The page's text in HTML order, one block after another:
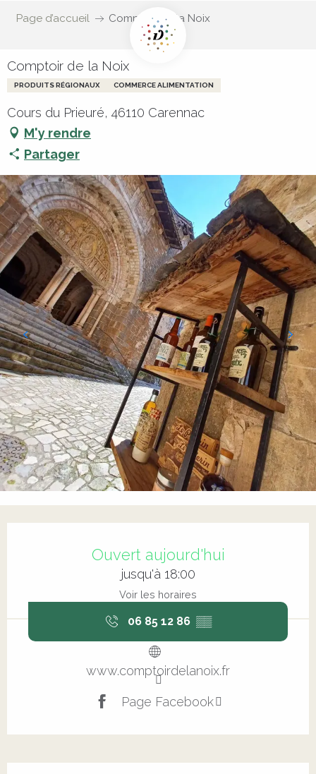
Page d’accueil Comptoir de la Noix
Comptoir de la Noix
PRODUITS RÉGIONAUX COMMERCE ALIMENTATION
Cours du Prieuré, 46110 Carennac
M'y rendre
Partager
Ouvert aujourd'hui
jusqu'à 18:00
Voir les horaires
06 85 12 86 ▒▒
www.comptoirdelanoix.fr
Page Facebook